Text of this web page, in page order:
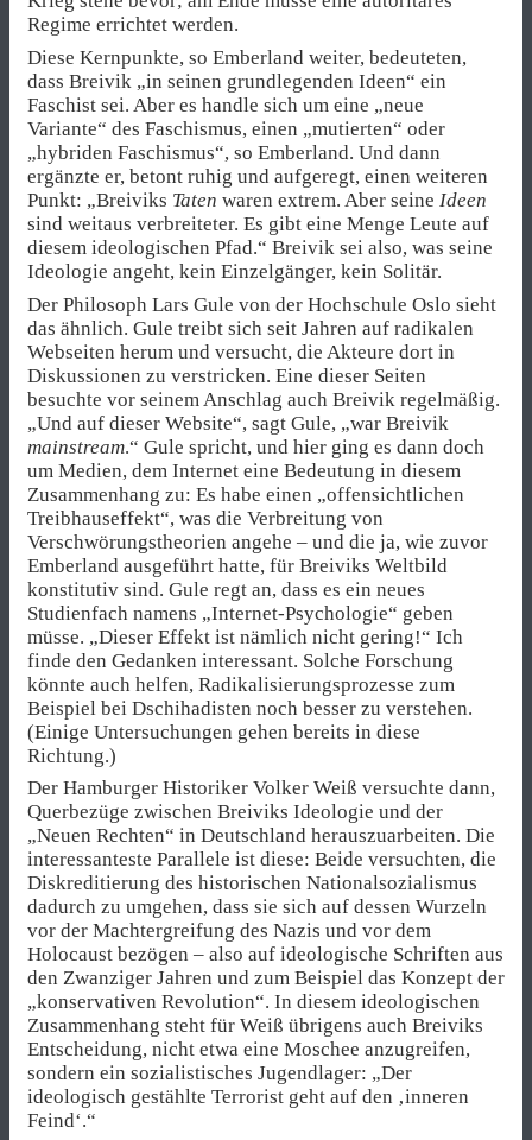
Regime errichtet werden.
Diese Kernpunkte, so Emberland weiter, bedeuteten,
dass Breivik „in seinen grundlegenden Ideen“ ein
Faschist sei. Aber es handle sich um eine „neue
Variante“ des Faschismus, einen „mutierten“ oder
„hybriden Faschismus“, so Emberland. Und dann
ergänzte er, betont ruhig und aufgeregt, einen weiteren
Punkt: „Breiviks Taten waren extrem. Aber seine Ideen
sind weitaus verbreiteter. Es gibt eine Menge Leute auf
diesem ideologischen Pfad.“ Breivik sei also, was seine
Ideologie angeht, kein Einzelgänger, kein Solitär.
Der Philosoph Lars Gule von der Hochschule Oslo sieht
das ähnlich. Gule treibt sich seit Jahren auf radikalen
Webseiten herum und versucht, die Akteure dort in
Diskussionen zu verstricken. Eine dieser Seiten
besuchte vor seinem Anschlag auch Breivik regelmäßig.
„Und auf dieser Website“, sagt Gule, „war Breivik
mainstream.“ Gule spricht, und hier ging es dann doch
um Medien, dem Internet eine Bedeutung in diesem
Zusammenhang zu: Es habe einen „offensichtlichen
Treibhauseffekt“, was die Verbreitung von
Verschwörungstheorien angehe – und die ja, wie zuvor
Emberland ausgeführt hatte, für Breiviks Weltbild
konstitutiv sind. Gule regt an, dass es ein neues
Studienfach namens „Internet-Psychologie“ geben
müsse. „Dieser Effekt ist nämlich nicht gering!“ Ich
finde den Gedanken interessant. Solche Forschung
könnte auch helfen, Radikalisierungsprozesse zum
Beispiel bei Dschihadisten noch besser zu verstehen.
(Einige Untersuchungen gehen bereits in diese
Richtung.)
Der Hamburger Historiker Volker Weiß versuchte dann,
Querbezüge zwischen Breiviks Ideologie und der
„Neuen Rechten“ in Deutschland herauszuarbeiten. Die
interessanteste Parallele ist diese: Beide versuchten, die
Diskreditierung des historischen Nationalsozialismus
dadurch zu umgehen, dass sie sich auf dessen Wurzeln
vor der Machtergreifung des Nazis und vor dem
Holocaust bezögen – also auf ideologische Schriften aus
den Zwanziger Jahren und zum Beispiel das Konzept der
„konservativen Revolution“. In diesem ideologischen
Zusammenhang steht für Weiß übrigens auch Breiviks
Entscheidung, nicht etwa eine Moschee anzugreifen,
sondern ein sozialistisches Jugendlager: „Der
ideologisch gestählte Terrorist geht auf den ‚inneren
Feind‘.“